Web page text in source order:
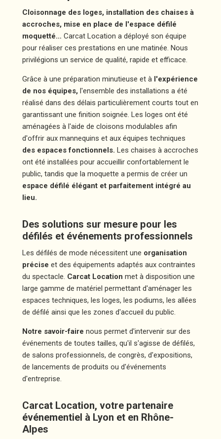
Cloisonnage des loges, installation des chaises à
accroches, mise en place de l'espace défilé
moquetté… Carcat Location a déployé son équipe
pour réaliser ces prestations en une matinée. Nous
privilégions un service de qualité, rapide et efficace.
Grâce à une préparation minutieuse et à l'expérience
de nos équipes, l'ensemble des installations a été
réalisé dans des délais particulièrement courts tout en
garantissant une finition soignée. Les loges ont été
aménagées à l'aide de cloisons modulables afin
d'offrir aux mannequins et aux équipes techniques
des espaces fonctionnels. Les chaises à accroches
ont été installées pour accueillir confortablement le
public, tandis que la moquette a permis de créer un
espace défilé élégant et parfaitement intégré au
lieu.
Des solutions sur mesure pour les
défilés et événements professionnels
Les défilés de mode nécessitent une organisation
précise et des équipements adaptés aux contraintes
du spectacle. Carcat Location met à disposition une
large gamme de matériel permettant d'aménager les
espaces techniques, les loges, les podiums, les allées
de défilé ainsi que les zones d'accueil du public.
Notre savoir-faire nous permet d'intervenir sur des
événements de toutes tailles, qu'il s'agisse de défilés,
de salons professionnels, de congrès, d'expositions,
de lancements de produits ou d'événements
d'entreprise.
Carcat Location, votre partenaire
événementiel à Lyon et en Rhône-
Alpes